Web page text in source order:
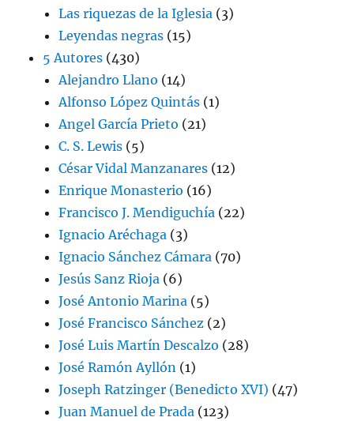
Las riquezas de la Iglesia (3)
Leyendas negras (15)
5 Autores (430)
Alejandro Llano (14)
Alfonso López Quintás (1)
Angel García Prieto (21)
C. S. Lewis (5)
César Vidal Manzanares (12)
Enrique Monasterio (16)
Francisco J. Mendiguchía (22)
Ignacio Aréchaga (3)
Ignacio Sánchez Cámara (70)
Jesús Sanz Rioja (6)
José Antonio Marina (5)
José Francisco Sánchez (2)
José Luis Martín Descalzo (28)
José Ramón Ayllón (1)
Joseph Ratzinger (Benedicto XVI) (47)
Juan Manuel de Prada (123)